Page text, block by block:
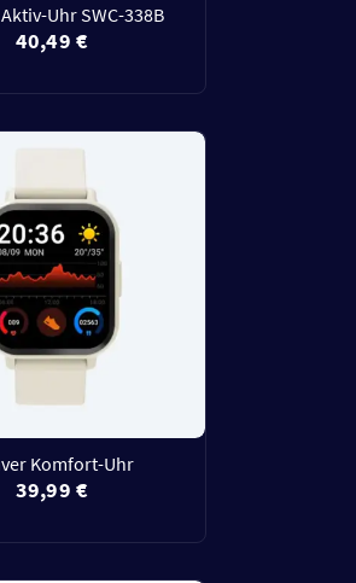
Uhr SWC-338B
40,49 €
Komfort-Uhr
39,99 €